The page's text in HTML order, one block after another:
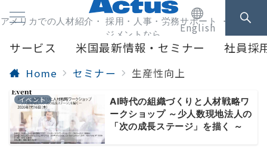
アメリカでの人材紹介・ 採用・人事・労務サポート ・人事マネ
ジメントなら
English
サービス 米国最新情報・セミナー 社員採
Home セミナー 生産性向上
イベント
AI時代の組織づくりと人材戦略ワ
ークショップ ～少人数現地法人の
「次の成長ステージ」を描く ～